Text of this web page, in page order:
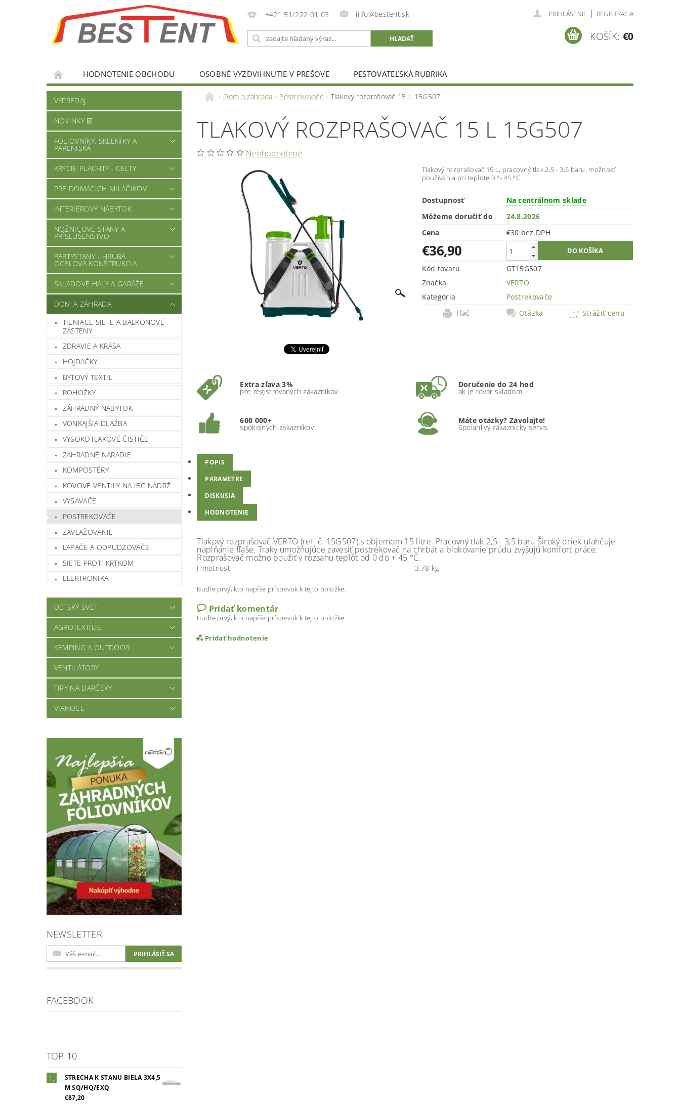
+421 51/222 01 03 info@bestent.sk PRIHLÁSENIE | REGISTRÁCIA
KOŠÍK: €0
HODNOTENIE OBCHODU OSOBNÉ VYZDVIHNUTIE V PREŠOVE PESTOVATEĽSKÁ RUBRIKA
VÝPREDAJ
NOVINKY ☑️
FÓLIOVNÍKY, SKLENÍKY A
PARENISKÁ
KRYCIE PLACHTY - CELTY
PRE DOMÁCICH MILÁČIKOV
INTERIÉROVÝ NÁBYTOK
NOŽNICOVÉ STANY A
PRÍSLUŠENSTVO
PÁRTYSTANY - HRUBÁ
OCEĽOVÁ KONŠTRUKCIA
SKLADOVÉ HALY A GARÁŽE
DOM A ZÁHRADA
TIENIACE SIETE A BALKÓNOVÉ
ZÁSTENY
ZDRAVIE A KRÁSA
HOJDAČKY
BYTOVÝ TEXTIL
ROHOŽKY
ZÁHRADNÝ NÁBYTOK
VONKAJŠIA DLAŽBA
VYSOKOTLAKOVÉ ČISTIČE
ZÁHRADNÉ NÁRADIE
KOMPOSTÉRY
KOVOVÉ VENTILY NA IBC NÁDRŽ
VYSÁVAČE
POSTREKOVAČE
ZAVLAŽOVANIE
LAPAČE A ODPUDZOVAČE
SIETE PROTI KRTKOM
ELEKTRONIKA
DETSKÝ SVET
AGROTEXTÍLIE
KEMPING A OUTDOOR
VENTILÁTORY
TIPY NA DARČEKY
VIANOCE
NEWSLETTER
FACEBOOK
TOP 10
STRECHA K STANU BIELA 3X4,5
M SQ/HQ/EXQ
€87,20
Dom a záhrada Postrekovače Tlakový rozprašovač 15 L 15G507
TLAKOVÝ ROZPRAŠOVAČ 15 L 15G507
Neohodnotené
Tlakový rozprašovač 15 L, pracovný tlak 2,5 - 3,5 baru, možnosť
používania pri teplote 0 °- 45 °C
Dostupnosť
Na centrálnom sklade
Môžeme doručiť do
24.8.2026
Cena
€30 bez DPH
€36,90
Kód tovaru
GT15G507
Značka
VERTO
Kategória
Postrekovače
Tlač
Otázka Strážiť cenu
Extra zľava 3%
pre registrovaných zákazníkov
Doručenie do 24 hod
ak je tovar skladom
600 000+
spokojných zákazníkov
Máte otázky? Zavolajte!
Spoľahlivý zákaznícky servis
POPIS
PARAMETRE
DISKUSIA
HODNOTENIE
Tlakový rozprašovač VERTO (ref. č. 15G507) s objemom 15 litre. Pracovný tlak 2,5 - 3,5 baru Široký driek uľahčuje
napĺňanie fľaše. Traky umožňujúce zavesiť postrekovač na chrbát a blokovanie prúdu zvyšujú komfort práce.
Rozprašovač možno použiť v rozsahu teplôt od 0 do + 45 °C.
Hmotnosť 3.78 kg
Buďte prvý, kto napíše príspevok k tejto položke.
Pridať komentár
Buďte prvý, kto napíše príspevok k tejto položke.
Pridať hodnotenie